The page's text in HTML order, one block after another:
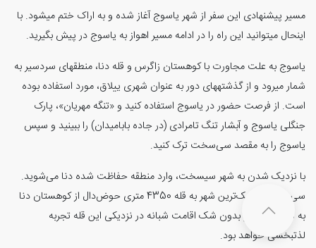
مسیر پیشنهادی این سفر از شهر یاسوج آغاز شده و به اراک ختم می‎شود. با
این‎حال می‎توانید این راه را در ادامه مسیر اهواز به یاسوج در پیش بگیرید.
یاسوج به علت مجاورت با کوهستان زاگرس و قله دنا، منطقه‎ای سردسیر به
شمار می‎رود و از گذشته‎های دور به عنوان شهری ییلاق، مورد استفاده بوده
است. از فرصت حضور در یاسوج استفاده کنید و «تنگه مهریان»، پارک
جنگلی یاسوج و آبشار تنگ تامرادی (در جاده بابامیدان) را ببینید و سپس
یاسوج را به مقصد سیسخت ترک کنید.
با نزدیک شدن به شهر سی‎سخت، وارد منطقه حفاظت شده دنا می
شوید.
سی سخت نزدیک
ترین شهر به قله 4350 متری حوض‌دال از کوهستان دنا
به شمار می‎رود و بدون شک اقامت شبانه در نزدیکی این قله تجربه
لذت‎بخشی خواهد بود.